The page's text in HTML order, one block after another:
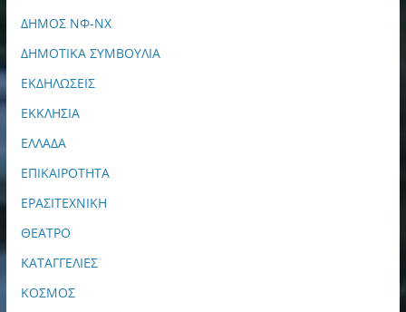
ΔΗΜΟΣ ΝΦ-ΝΧ
ΔΗΜΟΤΙΚΑ ΣΥΜΒΟΥΛΙΑ
ΕΚΔΗΛΩΣΕΙΣ
ΕΚΚΛΗΣΙΑ
ΕΛΛΑΔΑ
ΕΠΙΚΑΙΡΟΤΗΤΑ
ΕΡΑΣΙΤΕΧΝΙΚΗ
ΘΕΑΤΡΟ
ΚΑΤΑΓΓΕΛΙΕΣ
ΚΟΣΜΟΣ